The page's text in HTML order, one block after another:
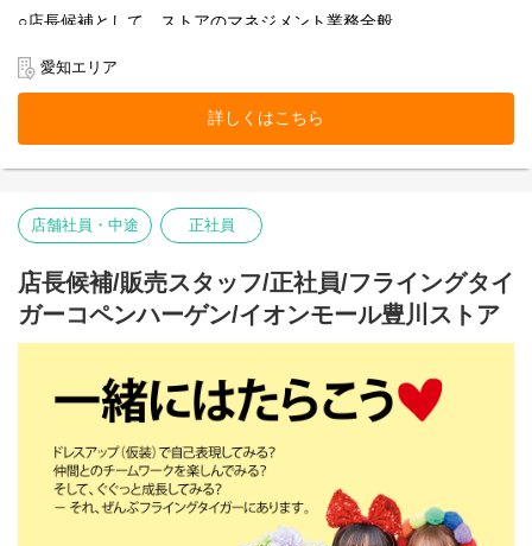
○店長候補として、ストアのマネジメント業務全般
○採用/教育全般
○ストア業務管理
-品出し
-ディスプレイ
-在庫管理・発注・検品
フライング タイガー コペンハーゲンの店内は、カテゴリー別にい
くつかのエリアに分かれています。
各エリアの責任者がカテゴリーマネージャーと呼ばれる社員で
す。
本店所在地及び本社・営業本部：
Zebra Japan株式会社（東京都渋谷区神宮前2-22-16）
愛知エリア
詳しくはこちら
店舗社員・中途 正社員
店長候補/販売スタッフ/正社員/フライングタイ
ガーコペンハーゲン/イオンモール豊川ストア